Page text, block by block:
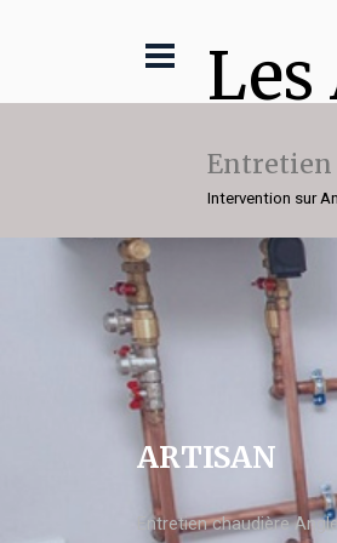
Entretien
Intervention sur
ARTISAN
Entretien chaudière